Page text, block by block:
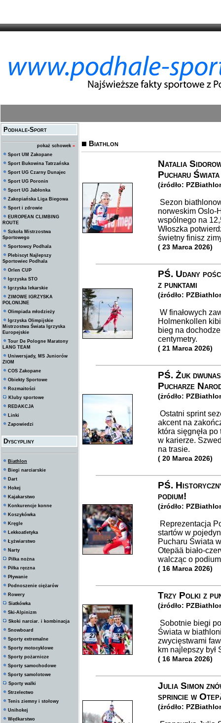
Podhale-Sport
pokaż schowek »
Sport UM Zakopane
Sport Bukowina Tatrzańska
Sport UG Czarny Dunajec
Sport UG Poronin
Sport UG Jabłonka
Zakopiańska Liga Biegowa
Sport i zdrowie
EUROPEAN CLIMBING
ROUTE
Szkoła Mistrzostwa
Sportowego
Sportowcy Podhala
Plebiscyt Najlepszy
Sportowiec Podhala
Orlen CUP
Igrzyska STO
Igrzyska lekarskie
ZIMOWE IGRZYSKA
POLONIJNE
Olimpiada młodzieży
Igrzyska Olimpijskie
Mistrzostwa Świata Igrzyska
Europejskie
Tour De Pologne Maratony
LANG TEAM
Uniwersjady, MS Juniorów
ZIOM
COS Zakopane
Obiekty Sportowe
Rozmaitości
Kluby sportowe
REDAKCJA
Linki
Zapowiedzi
Dyscypliny
Biathlon
Biegi narciarskie
Dart
Hokej
Kajakarstwo
Konkurencje konne
Koszykówka
Kręgle
Lekkoatletyka
Łyżwiarstwo
Narty
Piłka nożna
Piłka ręczna
Pływanie
Podnoszenie ciężarów
Rowery
Siatkówka
Ski-Alpinizm
Skoki narciar. i kombinacja
Snowboard
Sporty extremalne
Sporty motocyklowe
Sporty pożarnicze
Sporty samochodowe
Sporty samolotowe
Sporty walki
Strzelectwo
Tenis ziemny i stołowy
Unihokej
Wędkarstwo
Biathlon
Natalia
Pucharu Świata
(żródło:
Sezon
norweskim Oslo-
wspólnego na
Włoszka
świetny finisz
( 23 Marca 2026)
PŚ. Udany
z punktami
(żródło:
W finałowych
Holmenkollen
bieg na
centymetry.
( 21 Marca 2026)
PŚ. Żuk
Pucharze
(żródło:
Ostatni sprint
akcent na
która sięgnęła
w karierze.
na trasie.
( 20 Marca 2026)
PŚ.
podium!
(żródło:
Reprezentacja
startów w
Pucharu Świata
Otepää biało-
walcząc o
( 16 Marca 2026)
Trzy Polki z
(żródło:
Sobotnie biegi
Świata w
zwycięstwami
km najlepszy był
( 16 Marca 2026)
Julia Simon
sprincie w
(żródło: